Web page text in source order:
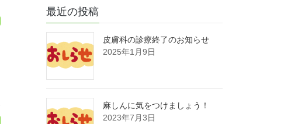
最近の投稿
皮膚科の診療終了のお知らせ
2025年1月9日
麻しんに気をつけましょう！
2023年7月3日